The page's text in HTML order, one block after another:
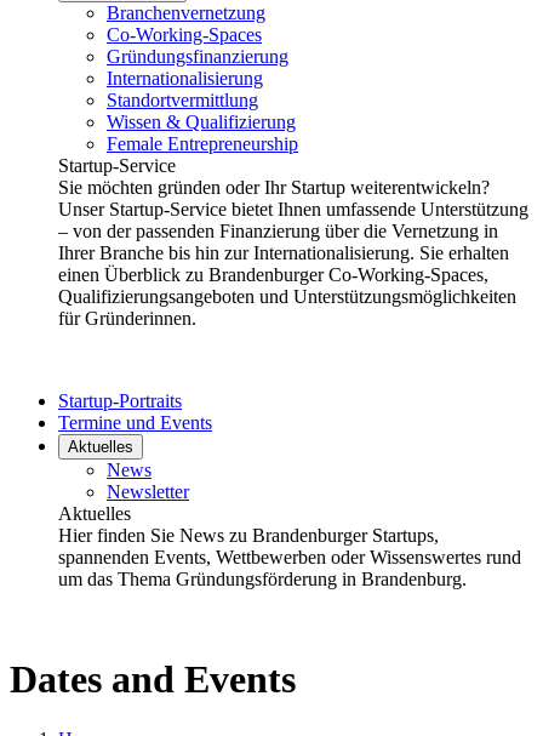
Branchenvernetzung
Co-Working-Spaces
Gründungsfinanzierung
Internationalisierung
Standortvermittlung
Wissen & Qualifizierung
Female Entrepreneurship
Startup-Service
Sie möchten gründen oder Ihr Startup weiterentwickeln?
Unser Startup-Service bietet Ihnen umfassende Unterstützung
– von der passenden Finanzierung über die Vernetzung in
Ihrer Branche bis hin zur Internationalisierung. Sie erhalten
einen Überblick zu Brandenburger Co-Working-Spaces,
Qualifizierungsangeboten und Unterstützungsmöglichkeiten
für Gründerinnen.
Startup-Portraits
Termine und Events
Aktuelles
News
Newsletter
Aktuelles
Hier finden Sie News zu Brandenburger Startups,
spannenden Events, Wettbewerben oder Wissenswertes rund
um das Thema Gründungsförderung in Brandenburg.
Dates and Events